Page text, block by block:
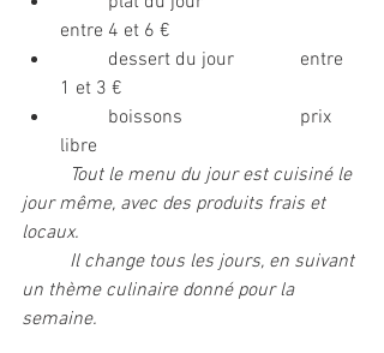
entre 4 et 6 €
1 et 3 €
libre
Tout le menu du jour est cuisiné le
jour même, avec des produits frais et
locaux.
un thème culinaire donné pour la
semaine.